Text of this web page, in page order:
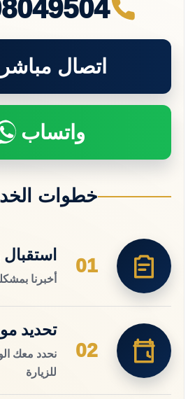
اتصال مباشر
واتساب
خطوات
01
استقبال
أخبرنا
02
تحديد
نحدد معك
للزيارة